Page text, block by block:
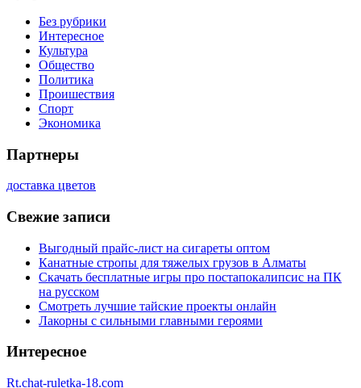
Без рубрики
Интересное
Культура
Общество
Политика
Проишествия
Спорт
Экономика
Партнеры
доставка цветов
Свежие записи
Выгодный прайс-лист на сигареты оптом
Канатные стропы для тяжелых грузов в Алматы
Скачать бесплатные игры про постапокалипсис на ПК
на русском
Смотреть лучшие тайские проекты онлайн
Лакорны с сильными главными героями
Интересное
Rt.chat-ruletka-18.com